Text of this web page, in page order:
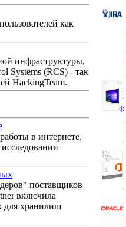
как
инфраструктуры,
Systems (RCS) - так
HackingTeam.
в интернете,
поставщиков
включила
для хранилищ